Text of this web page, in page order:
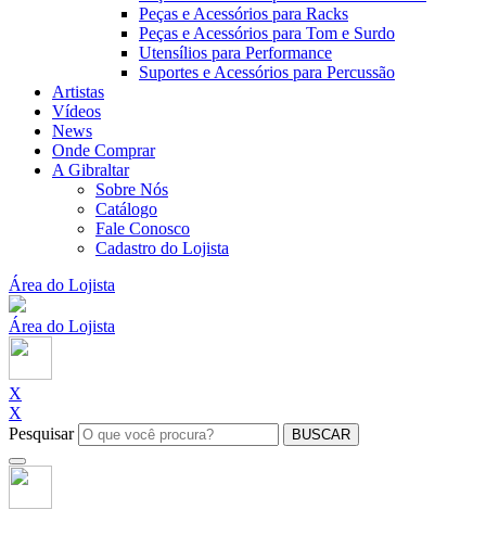
Peças e Acessórios para Racks
Peças e Acessórios para Tom e Surdo
Utensílios para Performance
Suportes e Acessórios para Percussão
Artistas
Vídeos
News
Onde Comprar
A Gibraltar
Sobre Nós
Catálogo
Fale Conosco
Cadastro do Lojista
Área do Lojista
Área do Lojista
X
X
Pesquisar
BUSCAR